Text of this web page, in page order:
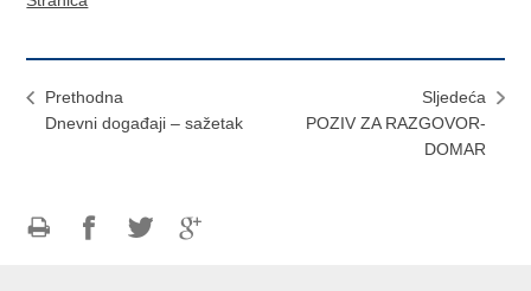
Prethodna
Dnevni događaji – sažetak
Sljedeća
POZIV ZA RAZGOVOR-
DOMAR